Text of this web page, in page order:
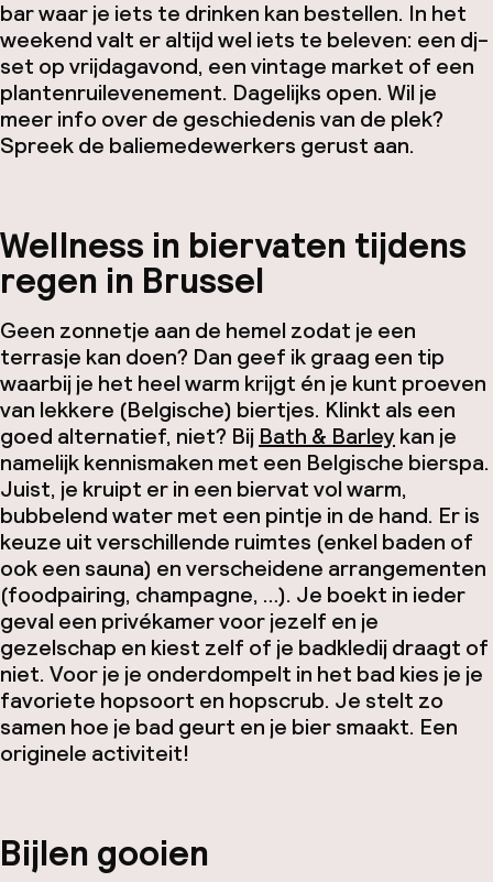
bar waar je iets te drinken kan bestellen. In het
weekend valt er altijd wel iets te beleven: een dj-
set op vrijdagavond, een vintage market of een
plantenruilevenement. Dagelijks open. Wil je
meer info over de geschiedenis van de plek?
Spreek de baliemedewerkers gerust aan.
Wellness in biervaten tijdens
regen in Brussel
Geen zonnetje aan de hemel zodat je een
terrasje kan doen? Dan geef ik graag een tip
waarbij je het heel warm krijgt én je kunt proeven
van lekkere (Belgische) biertjes. Klinkt als een
goed alternatief, niet? Bij Bath & Barley kan je
namelijk kennismaken met een Belgische bierspa.
Juist, je kruipt er in een biervat vol warm,
bubbelend water met een pintje in de hand. Er is
keuze uit verschillende ruimtes (enkel baden of
ook een sauna) en verscheidene arrangementen
(foodpairing, champagne, …). Je boekt in ieder
geval een privékamer voor jezelf en je
gezelschap en kiest zelf of je badkledij draagt of
niet. Voor je je onderdompelt in het bad kies je je
favoriete hopsoort en hopscrub. Je stelt zo
samen hoe je bad geurt en je bier smaakt. Een
originele activiteit!
Bijlen gooien